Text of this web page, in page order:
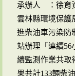
承辦人 ：徐育
雲林縣環境保護
進柴油車污染防
站辦理「連續
續監測作業共取
果共計133輛柴